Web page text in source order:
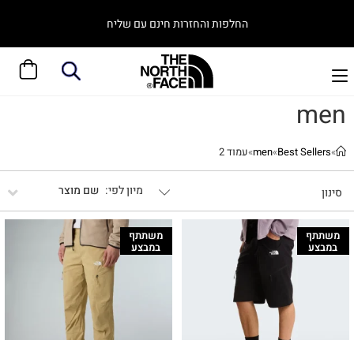
החלפות והחזרות חינם עם שליח
men
»
Best Sellers
»
men
»עמוד 2
סינון שם מוצר
משתתף
במבצע
משתתף
במבצע